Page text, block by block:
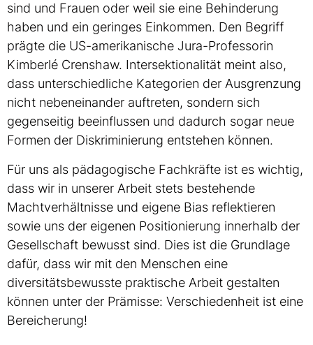
sind und Frauen oder weil sie eine Behinderung
haben und ein geringes Einkommen. Den Begriff
prägte die US-amerikanische Jura-Professorin
Kimberlé Crenshaw. Intersektionalität meint also,
dass unterschiedliche Kategorien der Ausgrenzung
nicht nebeneinander auftreten, sondern sich
gegenseitig beeinflussen und dadurch sogar neue
Formen der Diskriminierung entstehen können.
Für uns als pädagogische Fachkräfte ist es wichtig,
dass wir in unserer Arbeit stets bestehende
Machtverhältnisse und eigene Bias reflektieren
sowie uns der eigenen Positionierung innerhalb der
Gesellschaft bewusst sind. Dies ist die Grundlage
dafür, dass wir mit den Menschen eine
diversitätsbewusste praktische Arbeit gestalten
können unter der Prämisse: Verschiedenheit ist eine
Bereicherung!